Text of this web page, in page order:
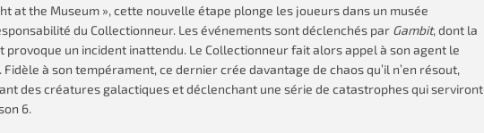
at the Museum », cette nouvelle étape plonge les joueurs dans un musée
du Collectionneur. Les événements sont déclenchés par Gambit, dont la
provoque un incident inattendu. Le Collectionneur fait alors appel à son agent le
à son tempérament, ce dernier crée davantage de chaos qu’il n’en résout,
des créatures galactiques et déclenchant une série de catastrophes qui serviront
6.